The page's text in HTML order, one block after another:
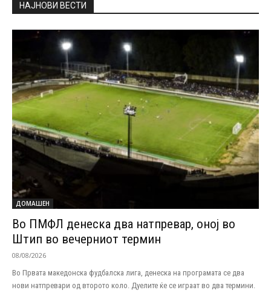
НАЈНОВИ ВЕСТИ
ДОМАШЕН
Во ПМФЛ денеска два натпревар, оној во
Штип во вечерниот термин
08/08/2026
Во Првата македонска фудбалска лига, денеска на програмата се два
нови натпревари од второто коло. Дуелите ќе се играат во два термини.